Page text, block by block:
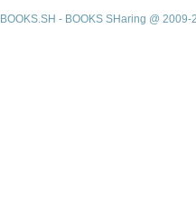
BOOKS.SH - BOOKS SHaring @